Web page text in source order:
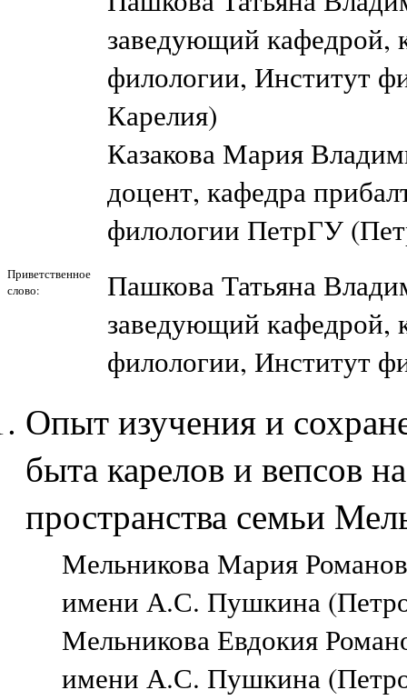
заведующий кафедрой,
филологии, Институт
Карелия)
Казакова Мария
доцент, кафедра
филологии ПетрГУ
Приветственное
слово:
Пашкова Татьяна
заведующий кафедрой,
филологии, Институт
Опыт изучения и
быта карелов и вепсов
пространства семьи
Мельникова Мария
имени А.С. Пушкина
Мельникова Евдокия
имени А.С. Пушкина